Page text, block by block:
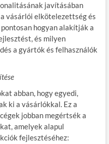
javításában
vásárlói elkötelezettség és
hogyan alakítják a
és milyen
a gyártók és felhasználók
abban, hogy egyedi,
ki a vásárlókkal. Ez a
jobban megértsék a
amelyek alapul
fejlesztéséhez: